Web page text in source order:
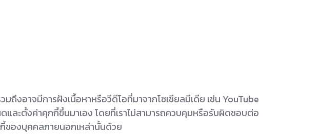
ถึงอาจมีการฝังเนื้อหาหรือวีดีโอที่มาจากโซเชียลมีเดีย เช่น YouTube
ละตั้งค่าคุกกี้ขึ้นมาเอง โดยที่เราไม่สามารถควบคุมหรือรับผิดชอบต่อ
กี้ของบุคคลภายนอกเหล่านั้นด้วย